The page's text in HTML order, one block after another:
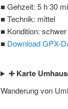
■ Gehzeit: 5 h 30
■ Technik: mittel
■ Kondition: schwer
■ Download GPX-
➕ Karte
Wanderung von